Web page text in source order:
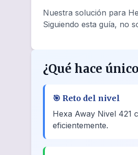
Nuestra solución para
Siguiendo esta guía, no
¿Qué hace
🎯 Reto del nivel
Hexa Away Nivel 421
eficientemente.